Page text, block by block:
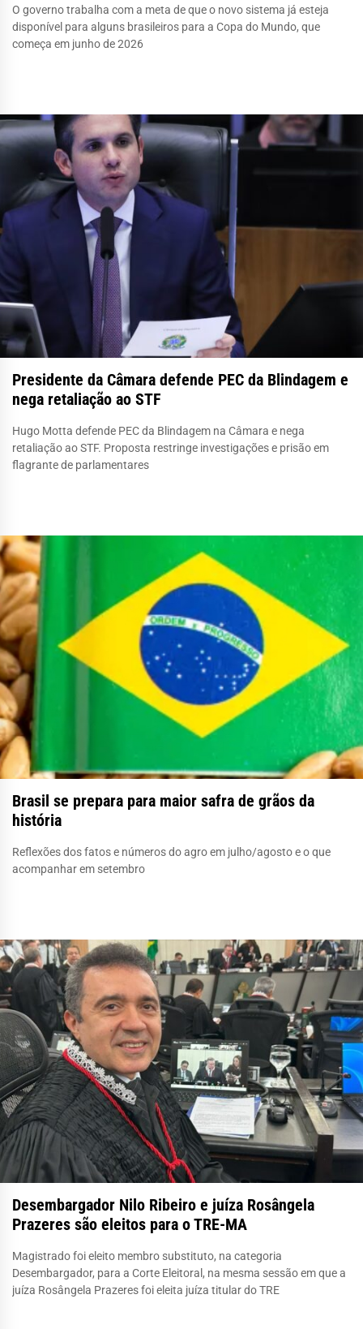
O governo trabalha com a meta de que o novo sistema já esteja
disponível para alguns brasileiros para a Copa do Mundo, que
começa em junho de 2026
Presidente da Câmara defende PEC da Blindagem e
nega retaliação ao STF
Hugo Motta defende PEC da Blindagem na Câmara e nega
retaliação ao STF. Proposta restringe investigações e prisão em
flagrante de parlamentares
Brasil se prepara para maior safra de grãos da
história
Reflexões dos fatos e números do agro em julho/agosto e o que
acompanhar em setembro
Desembargador Nilo Ribeiro e juíza Rosângela
Prazeres são eleitos para o TRE-MA
Magistrado foi eleito membro substituto, na categoria
Desembargador, para a Corte Eleitoral, na mesma sessão em que a
juíza Rosângela Prazeres foi eleita juíza titular do TRE